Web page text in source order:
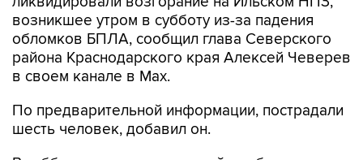
возникшее утром в субботу из-за падения
обломков БПЛА, сообщил глава Северского
района Краснодарского края Алексей Чеверев
в своем канале в Max.
По предварительной информации, пострадали
шесть человек, добавил он.